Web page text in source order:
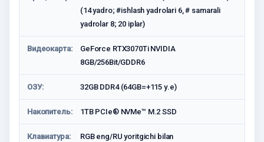
(14 yadro; #ishlash yadrolari 6, # samarali
yadrolar 8; 20 iplar)
Видеокарта:
GeForce RTX3070Ti NVIDIA
8GB/256Bit/GDDR6
ОЗУ: 32GB DDR4 (64GB=+115 у.е)
Накопитель: 1TB PCIe® NVMe™ M.2 SSD
Клавиатура: RGB eng/RU yoritgichi bilan